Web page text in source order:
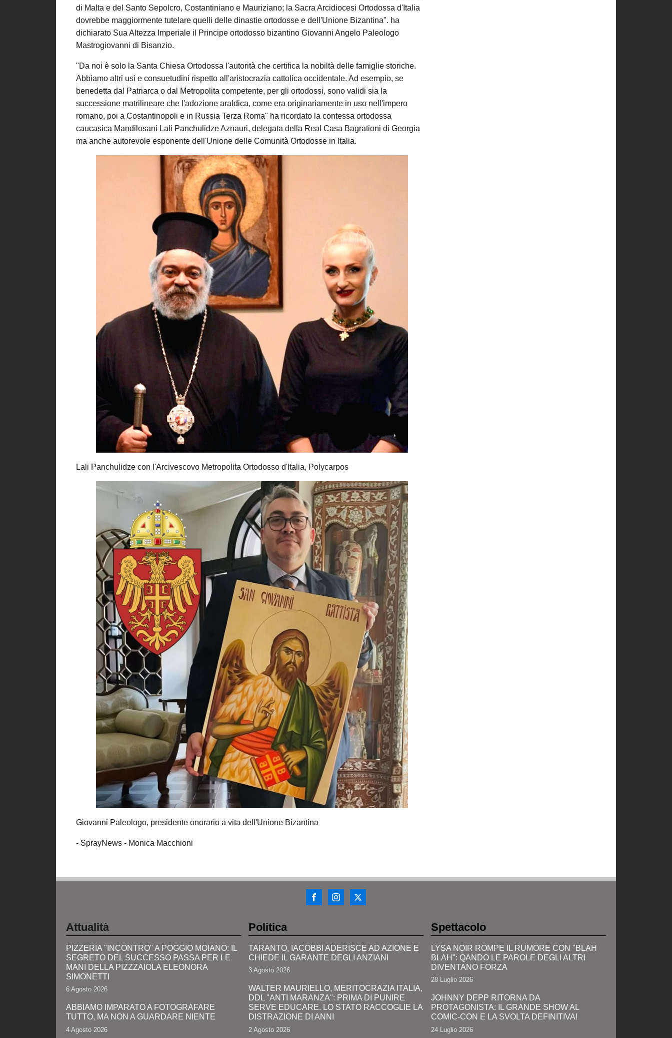
di Malta e del Santo Sepolcro, Costantiniano e Mauriziano; la Sacra Arcidiocesi Ortodossa d'Italia
dovrebbe maggiormente tutelare quelli delle dinastie ortodosse e dell'Unione Bizantina". ha
dichiarato Sua Altezza Imperiale il Principe ortodosso bizantino Giovanni Angelo Paleologo
Mastrogiovanni di Bisanzio.
"Da noi è solo la Santa Chiesa Ortodossa l'autorità che certifica la nobiltà delle famiglie storiche.
Abbiamo altri usi e consuetudini rispetto all'aristocrazia cattolica occidentale. Ad esempio, se
benedetta dal Patriarca o dal Metropolita competente, per gli ortodossi, sono validi sia la
successione matrilineare che l'adozione araldica, come era originariamente in uso nell'impero
romano, poi a Costantinopoli e in Russia Terza Roma" ha ricordato la contessa ortodossa
caucasica Mandilosani Lali Panchulidze Aznauri, delegata della Real Casa Bagrationi di Georgia
ma anche autorevole esponente dell'Unione delle Comunità Ortodosse in Italia.
Lali Panchulidze con l'Arcivescovo Metropolita Ortodosso d'Italia, Polycarpos
Giovanni Paleologo, presidente onorario a vita dell'Unione Bizantina
- SprayNews - Monica Macchioni
Attualità
PIZZERIA "INCONTRO" A POGGIO MOIANO: IL
SEGRETO DEL SUCCESSO PASSA PER LE
MANI DELLA PIZZZAIOLA ELEONORA
SIMONETTI
6 Agosto 2026
ABBIAMO IMPARATO A FOTOGRAFARE
TUTTO, MA NON A GUARDARE NIENTE
4 Agosto 2026
Politica
TARANTO, IACOBBI ADERISCE AD AZIONE E
CHIEDE IL GARANTE DEGLI ANZIANI
3 Agosto 2026
WALTER MAURIELLO, MERITOCRAZIA ITALIA,
DDL "ANTI MARANZA": PRIMA DI PUNIRE
SERVE EDUCARE. LO STATO RACCOGLIE LA
DISTRAZIONE DI ANNI
2 Agosto 2026
Spettacolo
LYSA NOIR ROMPE IL RUMORE CON "BLAH
BLAH": QANDO LE PAROLE DEGLI ALTRI
DIVENTANO FORZA
28 Luglio 2026
JOHNNY DEPP RITORNA DA
PROTAGONISTA: IL GRANDE SHOW AL
COMIC-CON E LA SVOLTA DEFINITIVA!
24 Luglio 2026